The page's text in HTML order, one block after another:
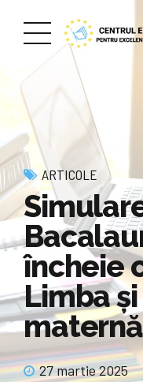
ARTICOLE
încheie
Limba
maternă
27 martie 2025